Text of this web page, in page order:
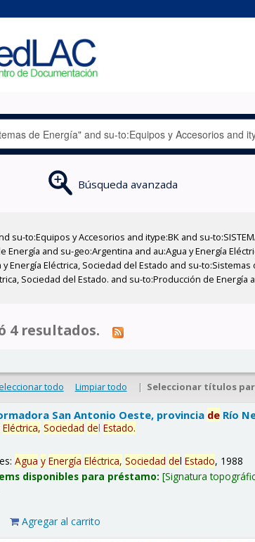
Búsqueda avanzada
to:Equipos y Accesorios and itype:BK and su-
and su-geo:Argentina and au:Agua y Energía
Energía Eléctrica, Sociedad del Estado and su-
Sociedad del Estado. and su-to:Producción de
4 resultados.
todo Limpiar todo | Seleccionar títulos
San Antonio Oeste, provincia de Río
Eléctrica, Sociedad delEstado.
Agua y Energía Eléctrica, Sociedad delEstado, 1988
disponibles para préstamo: Signatura
Agregar al carrito